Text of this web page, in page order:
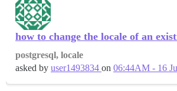
how to change the locale of an
postgresql, locale
asked by user1493834 on 06:44AM - 16